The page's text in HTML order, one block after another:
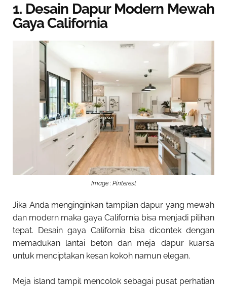
1. Desain Dapur Modern Mewah
Gaya California
Image : Pinterest
Jika Anda menginginkan tampilan dapur yang mewah
dan modern maka gaya California bisa menjadi pilihan
tepat. Desain gaya California bisa dicontek dengan
memadukan lantai beton dan meja dapur kuarsa
untuk menciptakan kesan kokoh namun elegan.
Meja island tampil mencolok sebagai pusat perhatian